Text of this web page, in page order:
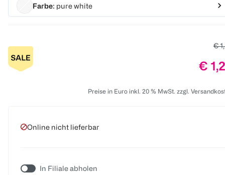
Farbe: pure white
€
€
Preise in Euro inkl. 20 % MwSt. zzgl.
Online nicht lieferbar
In Filiale abholen